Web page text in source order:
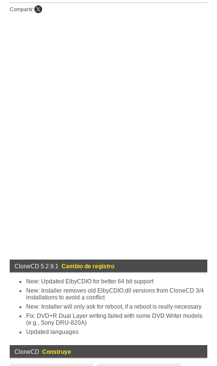
Compartir:
CloneCD 5.2.9.1 Cambio de registro
New: Updated ElbyCDIO for better 64 bit support
New: Installer removes old ElbyCDIO.dll versions from CloneCD 3/4
installations to avoid a conflict
New: Installer will only ask for reboot, if a reboot is really necessary
Fix: DVD+R Dual Layer writing failed with some DVD Writer models
(e.g., Sony DRU-820A)
Updated languages
CloneCD Construye